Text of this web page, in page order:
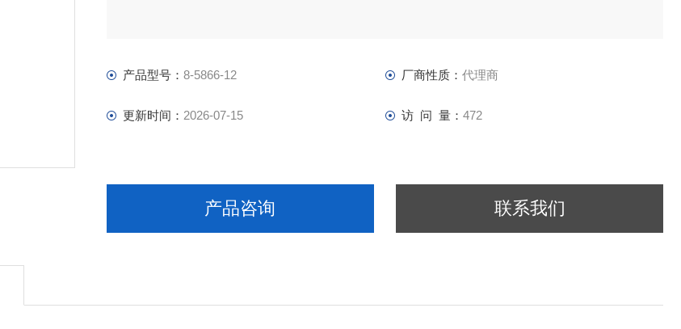
产品型号： 8-5866-12 厂商性质： 代理商
更新时间： 2026-07-15 访 问 量： 472
产品咨询 联系我们